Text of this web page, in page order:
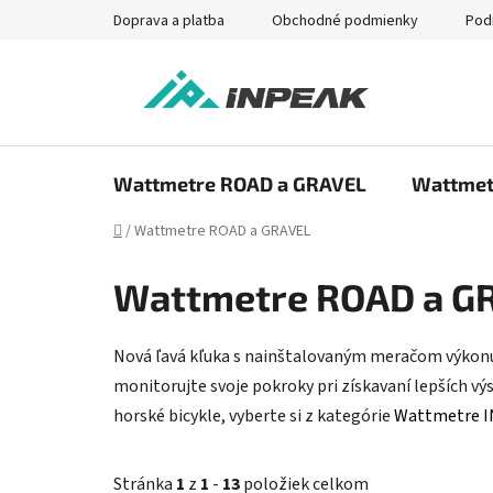
Doprava a platba Obchodné podmienky
Wattmetre ROAD a GRAVEL
Domov
/Wattmetre ROAD a GRAVEL
Wattmetre ROAD a
Nová ľavá kľuka s nainštalovaným meračom
monitorujte svoje pokrokypri získavaní lepších
horské bicykle, vyberte si z kategórieWattmetre
Stránka 1 z 1 - 13položiek celkom